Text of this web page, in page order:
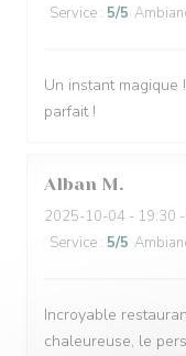
Service : 5/5
Un instant magique
parfait !
Alban M
2025-10-04 - 19:30
Service : 5/5
Incroyable
chaleureuse, le